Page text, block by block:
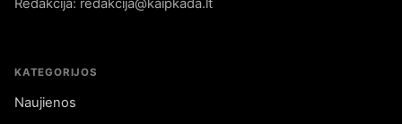
Redakcija: redakcija@kaipkada.lt
KATEGORIJOS
Naujienos